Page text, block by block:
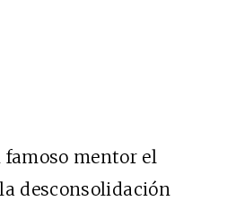
famoso mentor el
desconsolidación